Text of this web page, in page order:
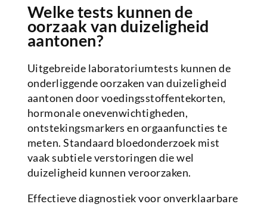
Welke tests kunnen de
oorzaak van duizeligheid
aantonen?
Uitgebreide laboratoriumtests kunnen de
onderliggende oorzaken van duizeligheid
aantonen door voedingsstoffentekorten,
hormonale onevenwichtigheden,
ontstekingsmarkers en orgaanfuncties te
meten. Standaard bloedonderzoek mist
vaak subtiele verstoringen die wel
duizeligheid kunnen veroorzaken.
Effectieve diagnostiek voor onverklaarbare